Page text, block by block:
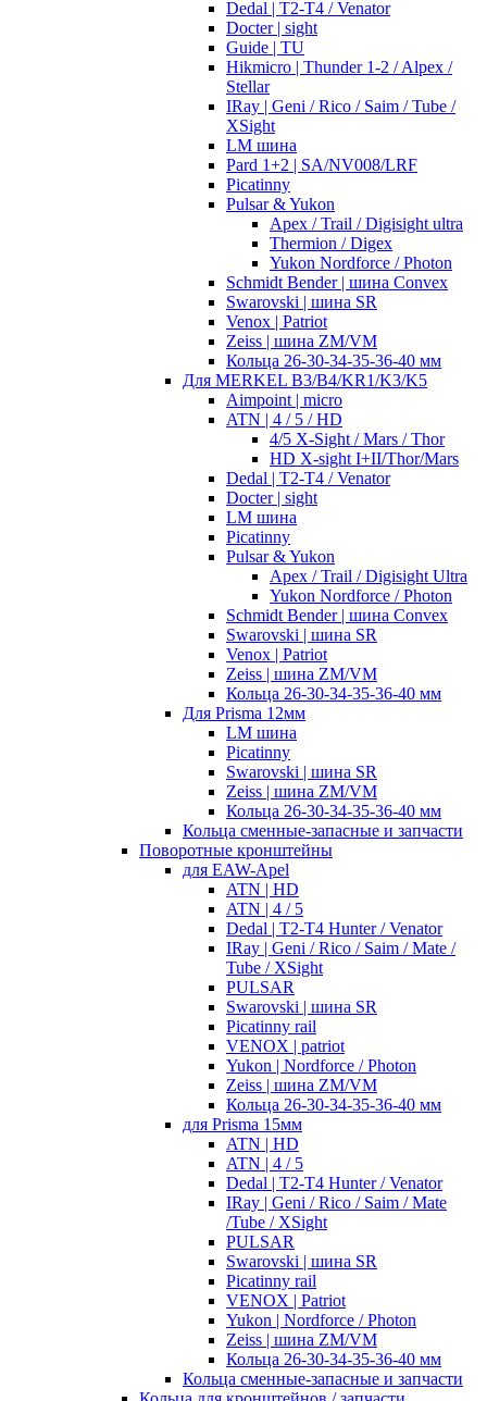
Dedal | T2-T4 / Venator
Docter | sight
Guide | TU
Hikmicro | Thunder 1-2 / Alpex /
Stellar
IRay | Geni / Rico / Saim / Tube /
XSight
LM шина
Pard 1+2 | SA/NV008/LRF
Picatinny
Pulsar & Yukon
Apex / Trail / Digisight ultra
Thermion / Digex
Yukon Nordforce / Photon
Schmidt Bender | шина Convex
Swarovski | шина SR
Venox | Patriot
Zeiss | шина ZM/VM
Кольца 26-30-34-35-36-40 мм
Для MERKEL B3/B4/KR1/K3/K5
Aimpoint | micro
ATN | 4 / 5 / HD
4/5 X-Sight / Mars / Thor
HD X-sight I+II/Thor/Mars
Dedal | T2-T4 / Venator
Docter | sight
LM шина
Picatinny
Pulsar & Yukon
Apex / Trail / Digisight Ultra
Yukon Nordforce / Photon
Schmidt Bender | шина Convex
Swarovski | шина SR
Venox | Patriot
Zeiss | шина ZM/VM
Кольца 26-30-34-35-36-40 мм
Для Prisma 12мм
LM шина
Picatinny
Swarovski | шина SR
Zeiss | шина ZM/VM
Кольца 26-30-34-35-36-40 мм
Кольца сменные-запасные и запчасти
Поворотные кронштейны
для EAW-Apel
ATN | HD
ATN | 4 / 5
Dedal | T2-T4 Hunter / Venator
IRay | Geni / Rico / Saim / Mate /
Tube / XSight
PULSAR
Swarovski | шина SR
Picatinny rail
VENOX | patriot
Yukon | Nordforce / Photon
Zeiss | шина ZM/VM
Кольца 26-30-34-35-36-40 мм
для Prisma 15мм
ATN | HD
ATN | 4 / 5
Dedal | T2-T4 Hunter / Venator
IRay | Geni / Rico / Saim / Mate
/Tube / XSight
PULSAR
Swarovski | шина SR
Picatinny rail
VENOX | Patriot
Yukon | Nordforce / Photon
Zeiss | шина ZM/VM
Кольца 26-30-34-35-36-40 мм
Кольца сменные-запасные и запчасти